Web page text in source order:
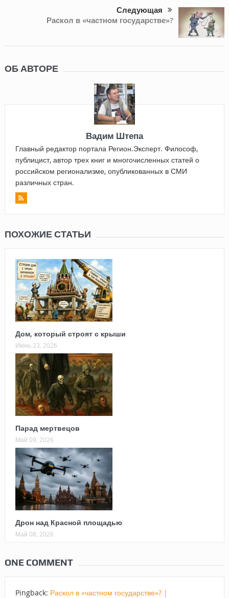
Следующая
Раскол в «частном государстве»?
ОБ АВТОРЕ
Вадим Штепа
Главный редактор портала Регион.Эксперт. Философ,
публицист, автор трех книг и многочисленных статей о
российском регионализме, опубликованных в СМИ
различных стран.
ПОХОЖИЕ СТАТЬИ
Дом, который строят с крыши
Июнь 23, 2026
Парад мертвецов
Май 09, 2026
Дрон над Красной площадью
Май 08, 2026
ONE COMMENT
Pingback: Раскол в «частном государстве»? |